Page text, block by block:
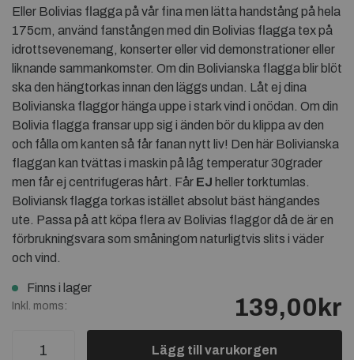
Eller Bolivias flagga på vår fina men lätta handstång på hela
175cm, använd fanstången med din Bolivias flagga tex på
idrottsevenemang, konserter eller vid demonstrationer eller
liknande sammankomster. Om din Bolivianska flagga blir blöt
ska den hängtorkas innan den läggs undan. Låt ej dina
Bolivianska flaggor hänga uppe i stark vind i onödan. Om din
Bolivia flagga fransar upp sig i änden bör du klippa av den
och fålla om kanten så får fanan nytt liv! Den här Bolivianska
flaggan kan tvättas i maskin på låg temperatur 30grader
men får ej centrifugeras hårt. Får EJ heller torktumlas.
Boliviansk flagga torkas istället absolut bäst hängandes
ute. Passa på att köpa flera av Bolivias flaggor då de är en
förbrukningsvara som småningom naturligtvis slits i väder
och vind.
Finns i lager
Inkl. moms: 139,00kr
Lägg till varukorgen